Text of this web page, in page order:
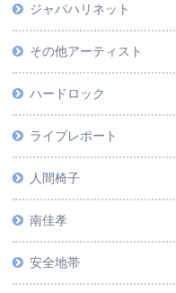
ジャパハリネット
その他アーティスト
ハードロック
ライブレポート
人間椅子
南佳孝
安全地帯